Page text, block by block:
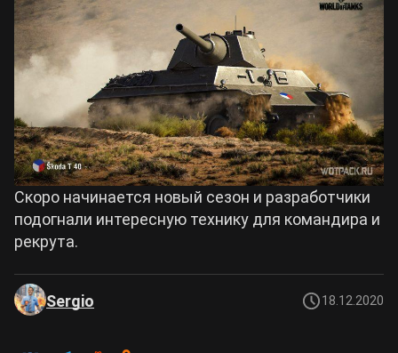
Скоро начинается новый сезон и разработчики
подогнали интересную технику для командира и
рекрута.
Sergio 18.12.2020